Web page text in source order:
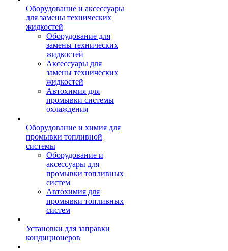
Оборудование и аксессуары
для замены технических
жидкостей
Оборудование для
замены технических
жидкостей
Аксессуары для
замены технических
жидкостей
Автохимия для
промывки системы
охлаждения
Оборудование и химия для
промывки топливной
системы
Оборудование и
аксессуары для
промывки топливных
систем
Автохимия для
промывки топливных
систем
Установки для заправки
кондиционеров